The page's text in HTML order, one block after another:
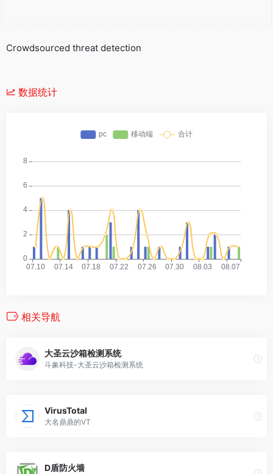
Crowdsourced threat detection
数据统计
相关导航
大圣云沙箱检测系统
斗象科技-大圣云沙箱检测系统
VirusTotal
大名鼎鼎的VT
D盾防火墙